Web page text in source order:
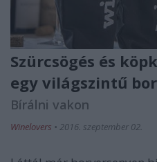
Szürcsögés és
egy világszintű
Bírálni vakon
Winelovers • 2016. szeptember 02.